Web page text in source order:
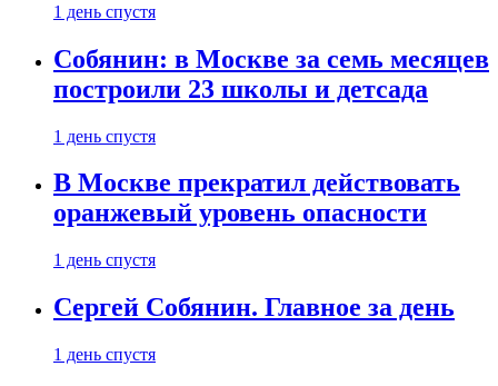
1 день спустя
Собянин: в Москве за семь месяцев
построили 23 школы и детсада
1 день спустя
В Москве прекратил действовать
оранжевый уровень опасности
1 день спустя
Сергей Собянин. Главное за день
1 день спустя